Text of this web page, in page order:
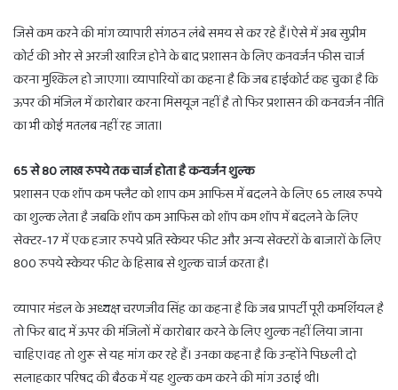
जिसे कम करने की मांग व्यापारी संगठन लंबे समय से कर रहे हैं।ऐसे में अब सुप्रीम
कोर्ट की ओर से अरजी खारिज होने के बाद प्रशासन के लिए कनवर्जन फीस चार्ज
करना मुश्किल हो जाएगा। व्यापारियों का कहना है कि जब हाईकोर्ट कह चुका है कि
ऊपर की मंजिल में कारोबार करना मिसयूज नहीं है तो फिर प्रशासन की कनवर्जन नीति
का भी कोई मतलब नहीं रह जाता।
65 से 80 लाख रुपये तक चार्ज होता है कन्वर्जन शुल्क
प्रशासन एक शॉप कम फ्लैट को शाप कम आफिस में बदलने के लिए 65 लाख रुपये
का शुल्क लेता है जबकि शॉप कम आफिस को शॉप कम शॉप में बदलने के लिए
सेक्टर-17 में एक हजार रुपये प्रति स्केयर फीट और अन्य सेक्टरों के बाजारों के लिए
800 रुपये स्केयर फीट के हिसाब से शुल्क चार्ज करता है।
व्यापार मंडल के अध्यक्ष चरणजीव सिंह का कहना है कि जब प्रापर्टी पूरी कमर्शियल है
तो फिर बाद में ऊपर की मंजिलों में कारोबार करने के लिए शुल्क नहीं लिया जाना
चाहिए।वह तो शुरू से यह मांग कर रहे हैं। उनका कहना है कि उन्होंने पिछली दो
सलाहकार परिषद की बैठक में यह शुल्क कम करने की मांग उठाई थी।